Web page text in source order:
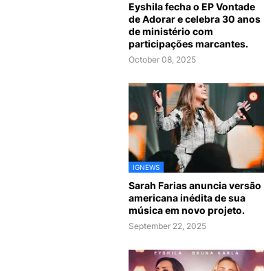
Eyshila fecha o EP Vontade
de Adorar e celebra 30 anos
de ministério com
participações marcantes.
October 08, 2025
IGNEWS
Sarah Farias anuncia versão
americana inédita de sua
música em novo projeto.
September 22, 2025